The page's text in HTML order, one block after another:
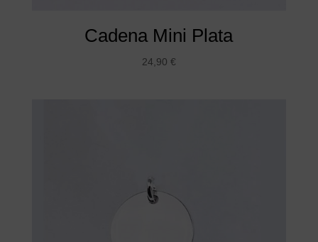
Cadena Mini Plata
24,90 €